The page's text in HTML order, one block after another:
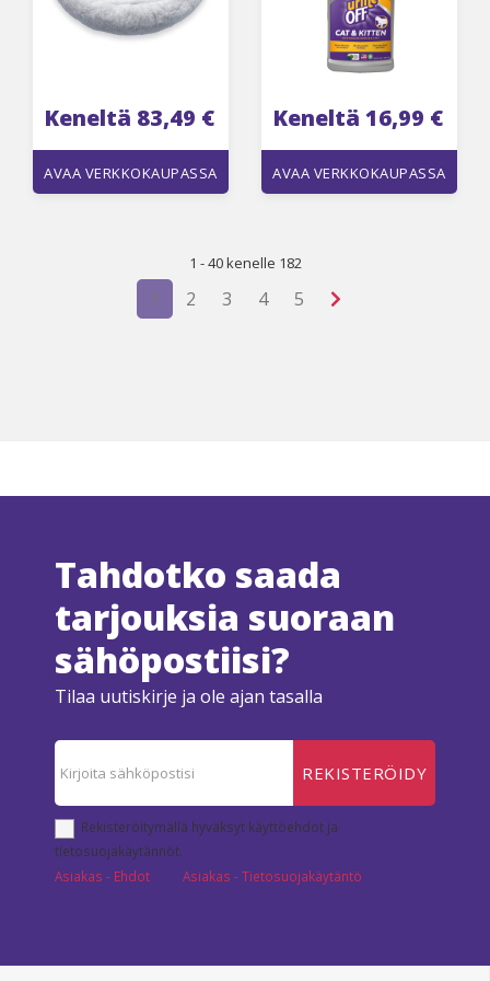
Keneltä 83,49 €
AVAA VERKKOKAUPASSA
Keneltä 16,99 €
AVAA VERKKOKAUPASSA
1 - 40 kenelle 182
1 2 3 4 5
Tahdotko saada
tarjouksia suoraan
sähöpostiisi?
Tilaa uutiskirje ja ole ajan tasalla
REKISTERÖIDY
Rekisteröitymällä hyväksyt käyttöehdot ja
tietosuojakäytännöt.
Asiakas - Ehdot
Asiakas - Tietosuojakäytäntö